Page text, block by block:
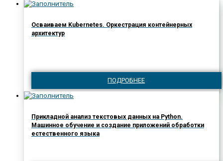
Осваиваем Kubernetes. Оркестрация контейнерных
архитектур
ПОДРОБНЕЕ
Прикладной анализ текстовых данных на Python.
Машинное обучение и создание приложений обработки
естественного языка